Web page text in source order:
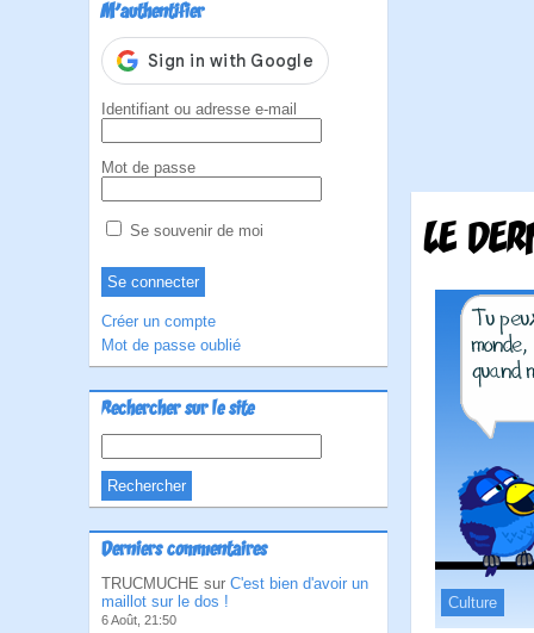
M'authentifier
Identifiant ou adresse e-mail
Mot de passe
Se souvenir de moi
Créer un compte
Mot de passe oublié
Rechercher sur le site
Derniers commentaires
TRUCMUCHE sur C'est bien d'avoir un
maillot sur le dos !
6 Août, 21:50
LE
Culture